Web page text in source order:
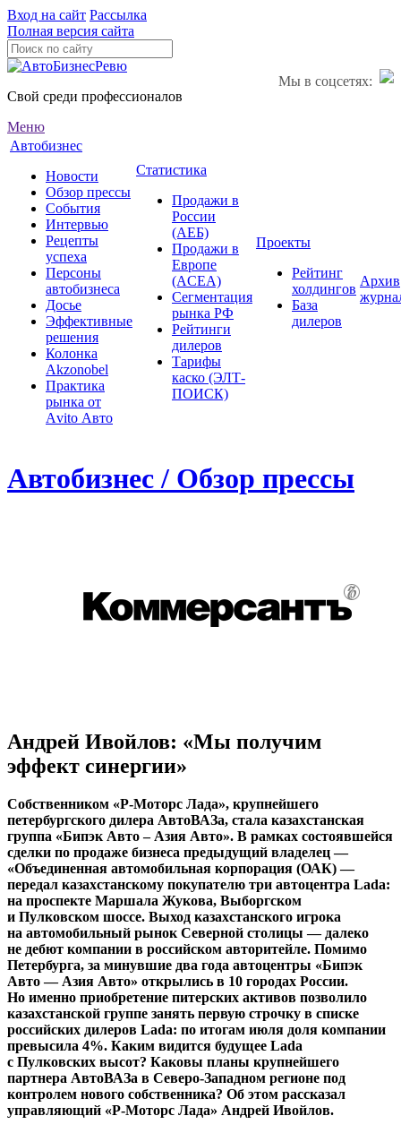
Вход на сайт Рассылка
Полная версия сайта
Мы в соцсетях:
Свой среди профессионалов
Меню
Автобизнес
Новости
Обзор прессы
События
Интервью
Рецепты
успеха
Персоны
автобизнеса
Досье
Эффективные
решения
Колонка
Akzonobel
Практика
рынка от
Аvito Авто
Статистика
Продажи в
России
(АЕБ)
Продажи в
Европе
(ACEA)
Сегментация
рынка РФ
Рейтинги
дилеров
Тарифы
каско (ЭЛТ-
ПОИСК)
Проекты
Рейтинг
холдингов
База
дилеров
Архив
Автобизнес / Обзор прессы
Андрей Ивойлов: «Мы получим
эффект синергии»
Собственником «Р-Моторс Лада», крупнейшего
петербургского дилера АвтоВАЗа, стала казахстанская
группа «Бипэк Авто – Азия Авто». В рамках состоявшейся
сделки по продаже бизнеса предыдущий владелец —
«Объединенная автомобильная корпорация (ОАК) —
передал казахстанскому покупателю три автоцентра Lada:
на проспекте Маршала Жукова, Выборгском
и Пулковском шоссе. Выход казахстанского игрока
на автомобильный рынок Северной столицы — далеко
не дебют компании в российском авторитейле. Помимо
Петербурга, за минувшие два года автоцентры «Бипэк
Авто — Азия Авто» открылись в 10 городах России.
Но именно приобретение питерских активов позволило
казахстанской группе занять первую строчку в списке
российских дилеров Lada: по итогам июля доля компании
превысила 4%. Каким видится будущее Lada
с Пулковских высот? Каковы планы крупнейшего
партнера АвтоВАЗа в Северо-Западном регионе под
контролем нового собственника? Об этом рассказал
управляющий «Р-Моторс Лада» Андрей Ивойлов.